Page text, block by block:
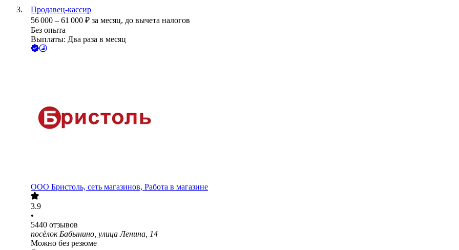
Продавец-кассир
56 000 – 61 000 ₽ за месяц, до вычета налогов
Без опыта
Выплаты: Два раза в месяц
ООО Бристоль, сеть магазинов, Работа в магазине
3.9
•
5440 отзывов
посёлок Бабынино, улица Ленина, 14
Можно без резюме